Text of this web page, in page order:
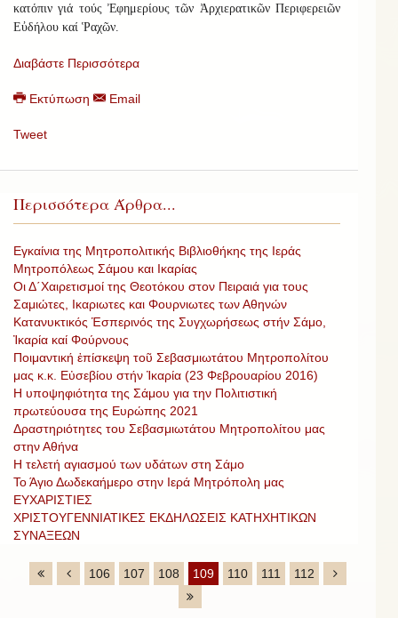
κατόπιν γιά τούς Ἐφημερίους τῶν Ἀρχιερατικῶν Περιφερειῶν
Εὐδήλου καί Ῥαχῶν.
Διαβάστε Περισσότερα
Εκτύπωση Email
Tweet
Περισσότερα Άρθρα...
Εγκαίνια της Μητροπολιτικής Βιβλιοθήκης της Ιεράς
Μητροπόλεως Σάμου και Ικαρίας
Οι Δ΄Χαιρετισμοί της Θεοτόκου στον Πειραιά για τους
Σαμιώτες, Ικαριωτες και Φουρνιωτες των Αθηνών
Κατανυκτικός Ἑσπερινός της Συγχωρήσεως στήν Σάμο,
Ἰκαρία καί Φούρνους
Ποιμαντική ἐπίσκεψη τοῦ Σεβασμιωτάτου Μητροπολίτου
μας κ.κ. Εὐσεβίου στήν Ἰκαρία (23 Φεβρουαρίου 2016)
Η υποψηφιότητα της Σάμου για την Πολιτιστική
πρωτεύουσα της Ευρώπης 2021
Δραστηριότητες του Σεβασμιωτάτου Μητροπολίτου μας
στην Αθήνα
Η τελετή αγιασμού των υδάτων στη Σάμο
Το Άγιο Δωδεκαήμερο στην Ιερά Μητρόπολη μας
ΕΥΧΑΡΙΣΤΙΕΣ
ΧΡΙΣΤΟΥΓΕΝΝΙΑΤΙΚΕΣ ΕΚΔΗΛΩΣΕΙΣ ΚΑΤΗΧΗΤΙΚΩΝ
ΣΥΝΑΞΕΩΝ
106 107 108 109 110 111 112